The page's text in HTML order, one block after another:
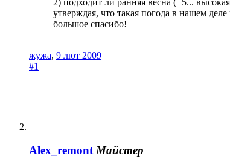
2) подходит ли ранняя весна (+5...
утверждая, что такая погода в нашем
большое спасибо!
жужа, 9 лют 2009
#1
Alex_remont Майстер